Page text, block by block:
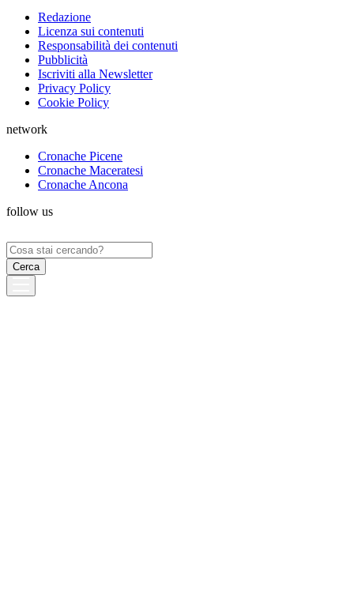
Redazione
Licenza sui contenuti
Responsabilità dei contenuti
Pubblicità
Iscriviti alla Newsletter
Privacy Policy
Cookie Policy
network
Cronache Picene
Cronache Maceratesi
Cronache Ancona
follow us
Ricerca
per: